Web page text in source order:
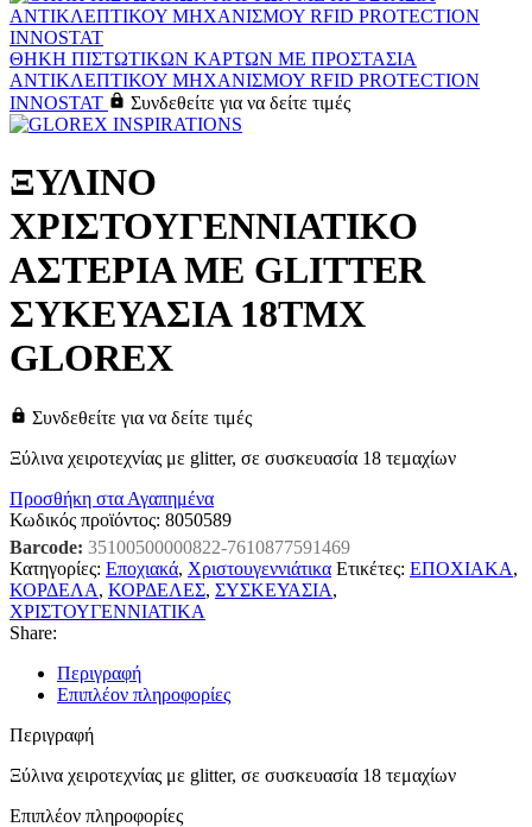
ΘΗΚΗ ΠΙΣΤΩΤΙΚΩΝ ΚΑΡΤΩΝ ΜΕ ΠΡΟΣΤΑΣΙΑ
ΑΝΤΙΚΛΕΠΤΙΚΟΥ ΜΗΧΑΝΙΣΜΟΥ RFID PROTECTION
INNOSTAT
Συνδεθείτε για να δείτε τιμές
ΞΥΛΙΝΟ
ΧΡΙΣΤΟΥΓΕΝΝΙΑΤΙΚΟ
ΑΣΤΕΡΙΑ ΜΕ GLITTER
ΣΥΚΕΥΑΣΙΑ 18ΤΜΧ
GLOREX
Συνδεθείτε για να δείτε τιμές
Ξύλινα χειροτεχνίας με glitter, σε συσκευασία 18 τεμαχίων
Προσθήκη στα Αγαπημένα
Κωδικός προϊόντος: 8050589
Barcode: 35100500000822-7610877591469
Κατηγορίες: Εποχιακά, Χριστουγεννιάτικα Ετικέτες: ΕΠΟΧΙΑΚΑ,
ΚΟΡΔΕΛΑ, ΚΟΡΔΕΛΕΣ, ΣΥΣΚΕΥΑΣΙΑ,
ΧΡΙΣΤΟΥΓΕΝΝΙΑΤΙΚΑ
Share:
Περιγραφή
Επιπλέον πληροφορίες
Περιγραφή
Ξύλινα χειροτεχνίας με glitter, σε συσκευασία 18 τεμαχίων
Επιπλέον πληροφορίες